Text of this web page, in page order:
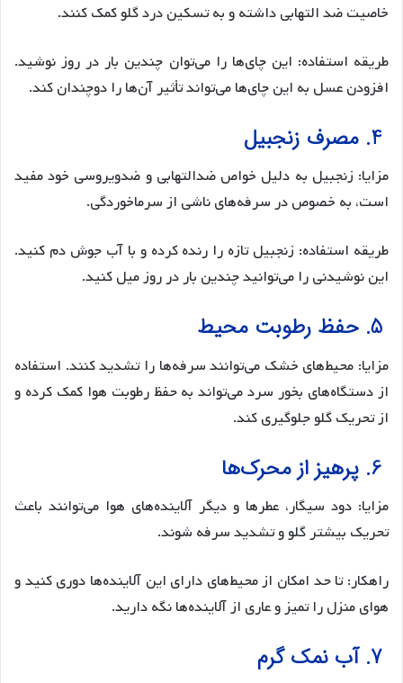
خاصیت ضد التهابی داشته و به تسکین درد گلو کمک کنند.
طریقه استفاده: این چای‌ها را می‌توان چندین بار در روز نوشید.
افزودن عسل به این چای‌ها می‌تواند تأثیر آن‌ها را دوچندان کند.
مزایا: زنجبیل به دلیل خواص ضدالتهابی و ضدویروسی خود مفید
است، به خصوص در سرفه‌های ناشی از سرماخوردگی.
طریقه استفاده: زنجبیل تازه را رنده کرده و با آب جوش دم کنید.
این نوشیدنی را می‌توانید چندین بار در روز میل کنید.
مزایا: محیط‌های خشک می‌توانند سرفه‌ها را تشدید کنند. استفاده
از دستگاه‌های بخور سرد می‌تواند به حفظ رطوبت هوا کمک کرده و
از تحریک گلو جلوگیری کند.
مزایا: دود سیگار، عطرها و دیگر آلاینده‌های هوا می‌توانند باعث
تحریک بیشتر گلو و تشدید سرفه شوند.
راهکار: تا حد امکان از محیط‌های دارای این آلاینده‌ها دوری کنید و
هوای منزل را تمیز و عاری از آلاینده‌ها نگه دارید.